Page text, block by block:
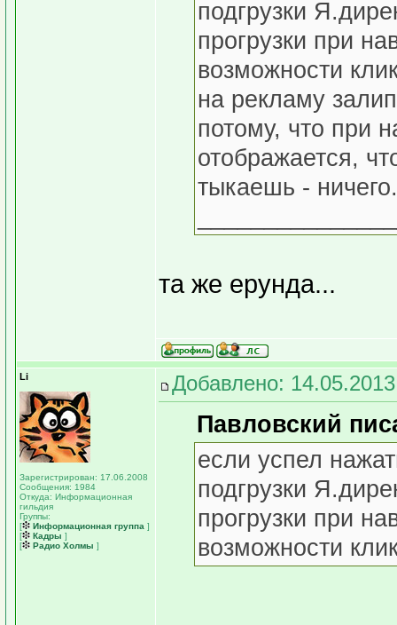
подгрузки
прогрузки при
возможности
на рекламу
потому, что при
отображается,
тыкаешь - ничего.
та же ерунда...
Li
Зарегистрирован: 17.06.2008
Сообщения: 1984
Откуда: Информационная
гильдия
Группы:
[
Информационная группа ]
[
Кадры ]
[
Радио Холмы ]
Добавлено:
Павловский
если успел
подгрузки
прогрузки при
возможности